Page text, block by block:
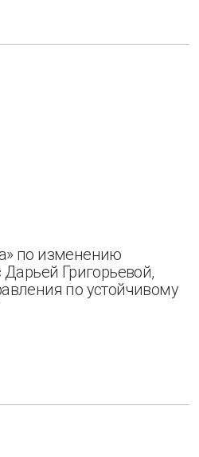
по изменению
Григорьевой,
по устойчивому